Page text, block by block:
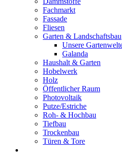
Fachmarkt
Fassade
Fliesen
Garten & Landschaftsbau
Unsere
Galanda
Haushalt & Garten
Hobelwerk
Holz
Öffentlicher Raum
Photovoltaik
Putze/Estriche
Roh- & Hochbau
Tiefbau
Trockenbau
Türen & Tore